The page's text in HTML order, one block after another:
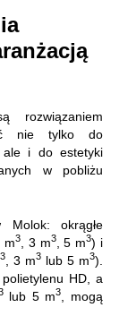
rozwiązaniem
nie tylko do
ale i do estetyki
w pobliżu
okrągłe
m3 , 3 m3, 5 m3) i
3, 3 m3lub 5 m3).
HD, a
lub 5 m3
, mogą